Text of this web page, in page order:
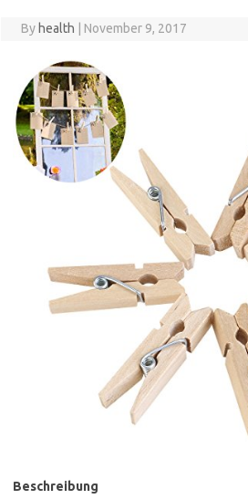
By health November 9, 2017
Beschreibung